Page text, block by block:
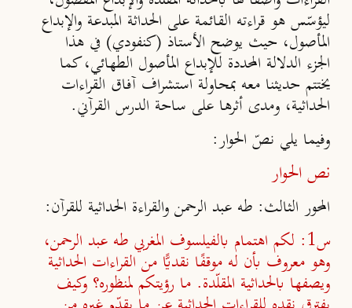
ليؤسّس هو قراءته القائمة على الحداثة المبدعة والإبداع
المأصول، حيث يوضح الأستاذ (كنفودي) في هذا
الجزء الدلالة المحددة للإبداع المأصول الطهائي، كما
يختتم حديثنا معه بمحاولة استشراف آفاق القراءات
الحداثية، ومدى أثرها على ساحة الدرس القرآني.
وفيما يلي نصّ الحوار:
نص الحوار
المحور الثالث: طه عبد الرحمن والقراءة الحداثية للقرآن:
س1: لكم اهتمام بالفيلسوف المغربي طه عبد الرحمن،
وهو معروف بأن له موقفًا نقديًّا من القراءات الحداثية
ويصفها بالحداثية المقلّدة. ما رؤيتكم لمنظوره؟ وكيف